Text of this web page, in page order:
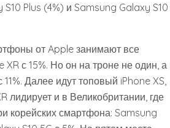
Plus (4%) и Samsung Galaxy S10
от Apple занимают все
с 15%. Но он на троне не один, а
Далее идут топовый iPhone XS,
лидирует и в Великобритании, где
корейских смартфона: Samsung